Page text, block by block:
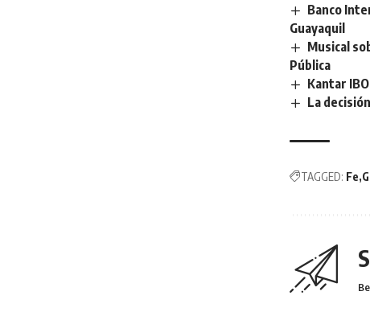
Banco
Guayaquil
Musical
Pública
Kantar
La
TAGGED: Fe